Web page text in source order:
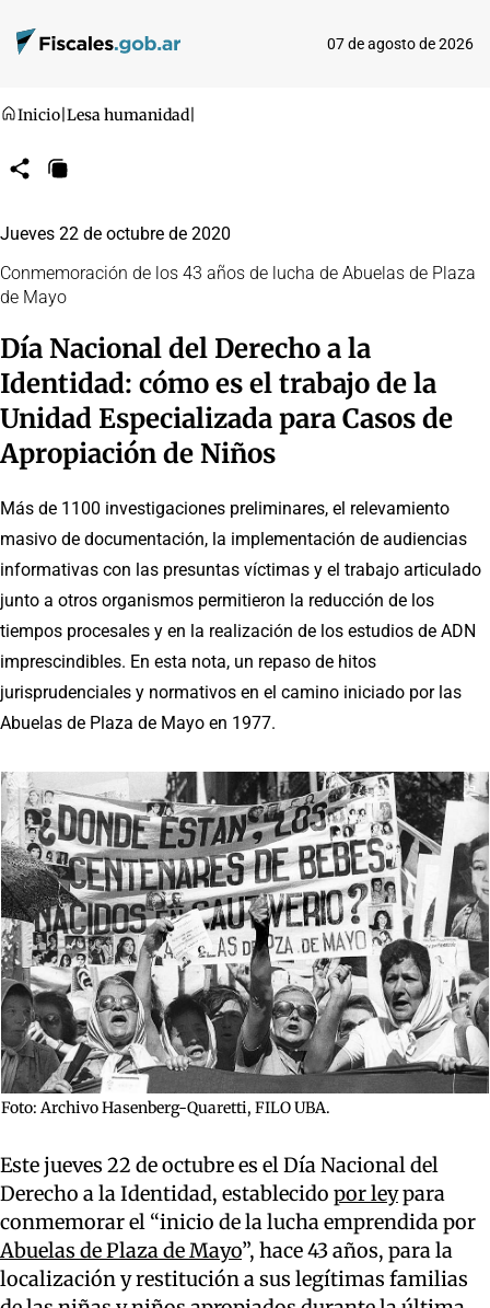
07 de agosto de 2026
Inicio Lesa humanidad
CompartirCopiar
Jueves 22 de octubre de 2020
Conmemoración de los 43 años de lucha de Abuelas de Plaza
de Mayo
Día Nacional del Derecho a la
Identidad: cómo es el trabajo de la
Unidad Especializada para Casos de
Apropiación de Niños
Más de 1100 investigaciones preliminares, el relevamiento
masivo de documentación, la implementación de audiencias
informativas con las presuntas víctimas y el trabajo articulado
junto a otros organismos permitieron la reducción de los
tiempos procesales y en la realización de los estudios de ADN
imprescindibles. En esta nota, un repaso de hitos
jurisprudenciales y normativos en el camino iniciado por las
Abuelas de Plaza de Mayo en 1977.
Foto: Archivo Hasenberg-Quaretti, FILO UBA.
Este jueves 22 de octubre es el Día Nacional del
Derecho a la Identidad, establecido por leypara
conmemorar el “inicio de la lucha emprendida por
Abuelas de Plaza de Mayo”, hace 43 años, para la
localización y restitución a sus legítimas familias